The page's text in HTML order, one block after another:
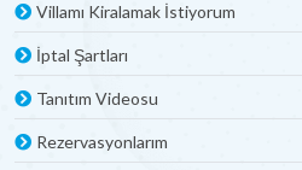
Villamı Kiralamak İstiyorum
İptal Şartları
Tanıtım Videosu
Rezervasyonlarım